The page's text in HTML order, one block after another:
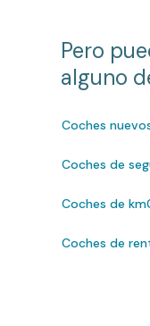
Pero
alguno
Coches
Coches de
Coches de
Coches de